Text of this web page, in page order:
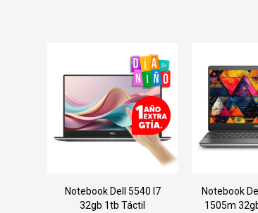
Notebook Dell 5540 I7
32gb 1tb Táctil
Notebook
1505m